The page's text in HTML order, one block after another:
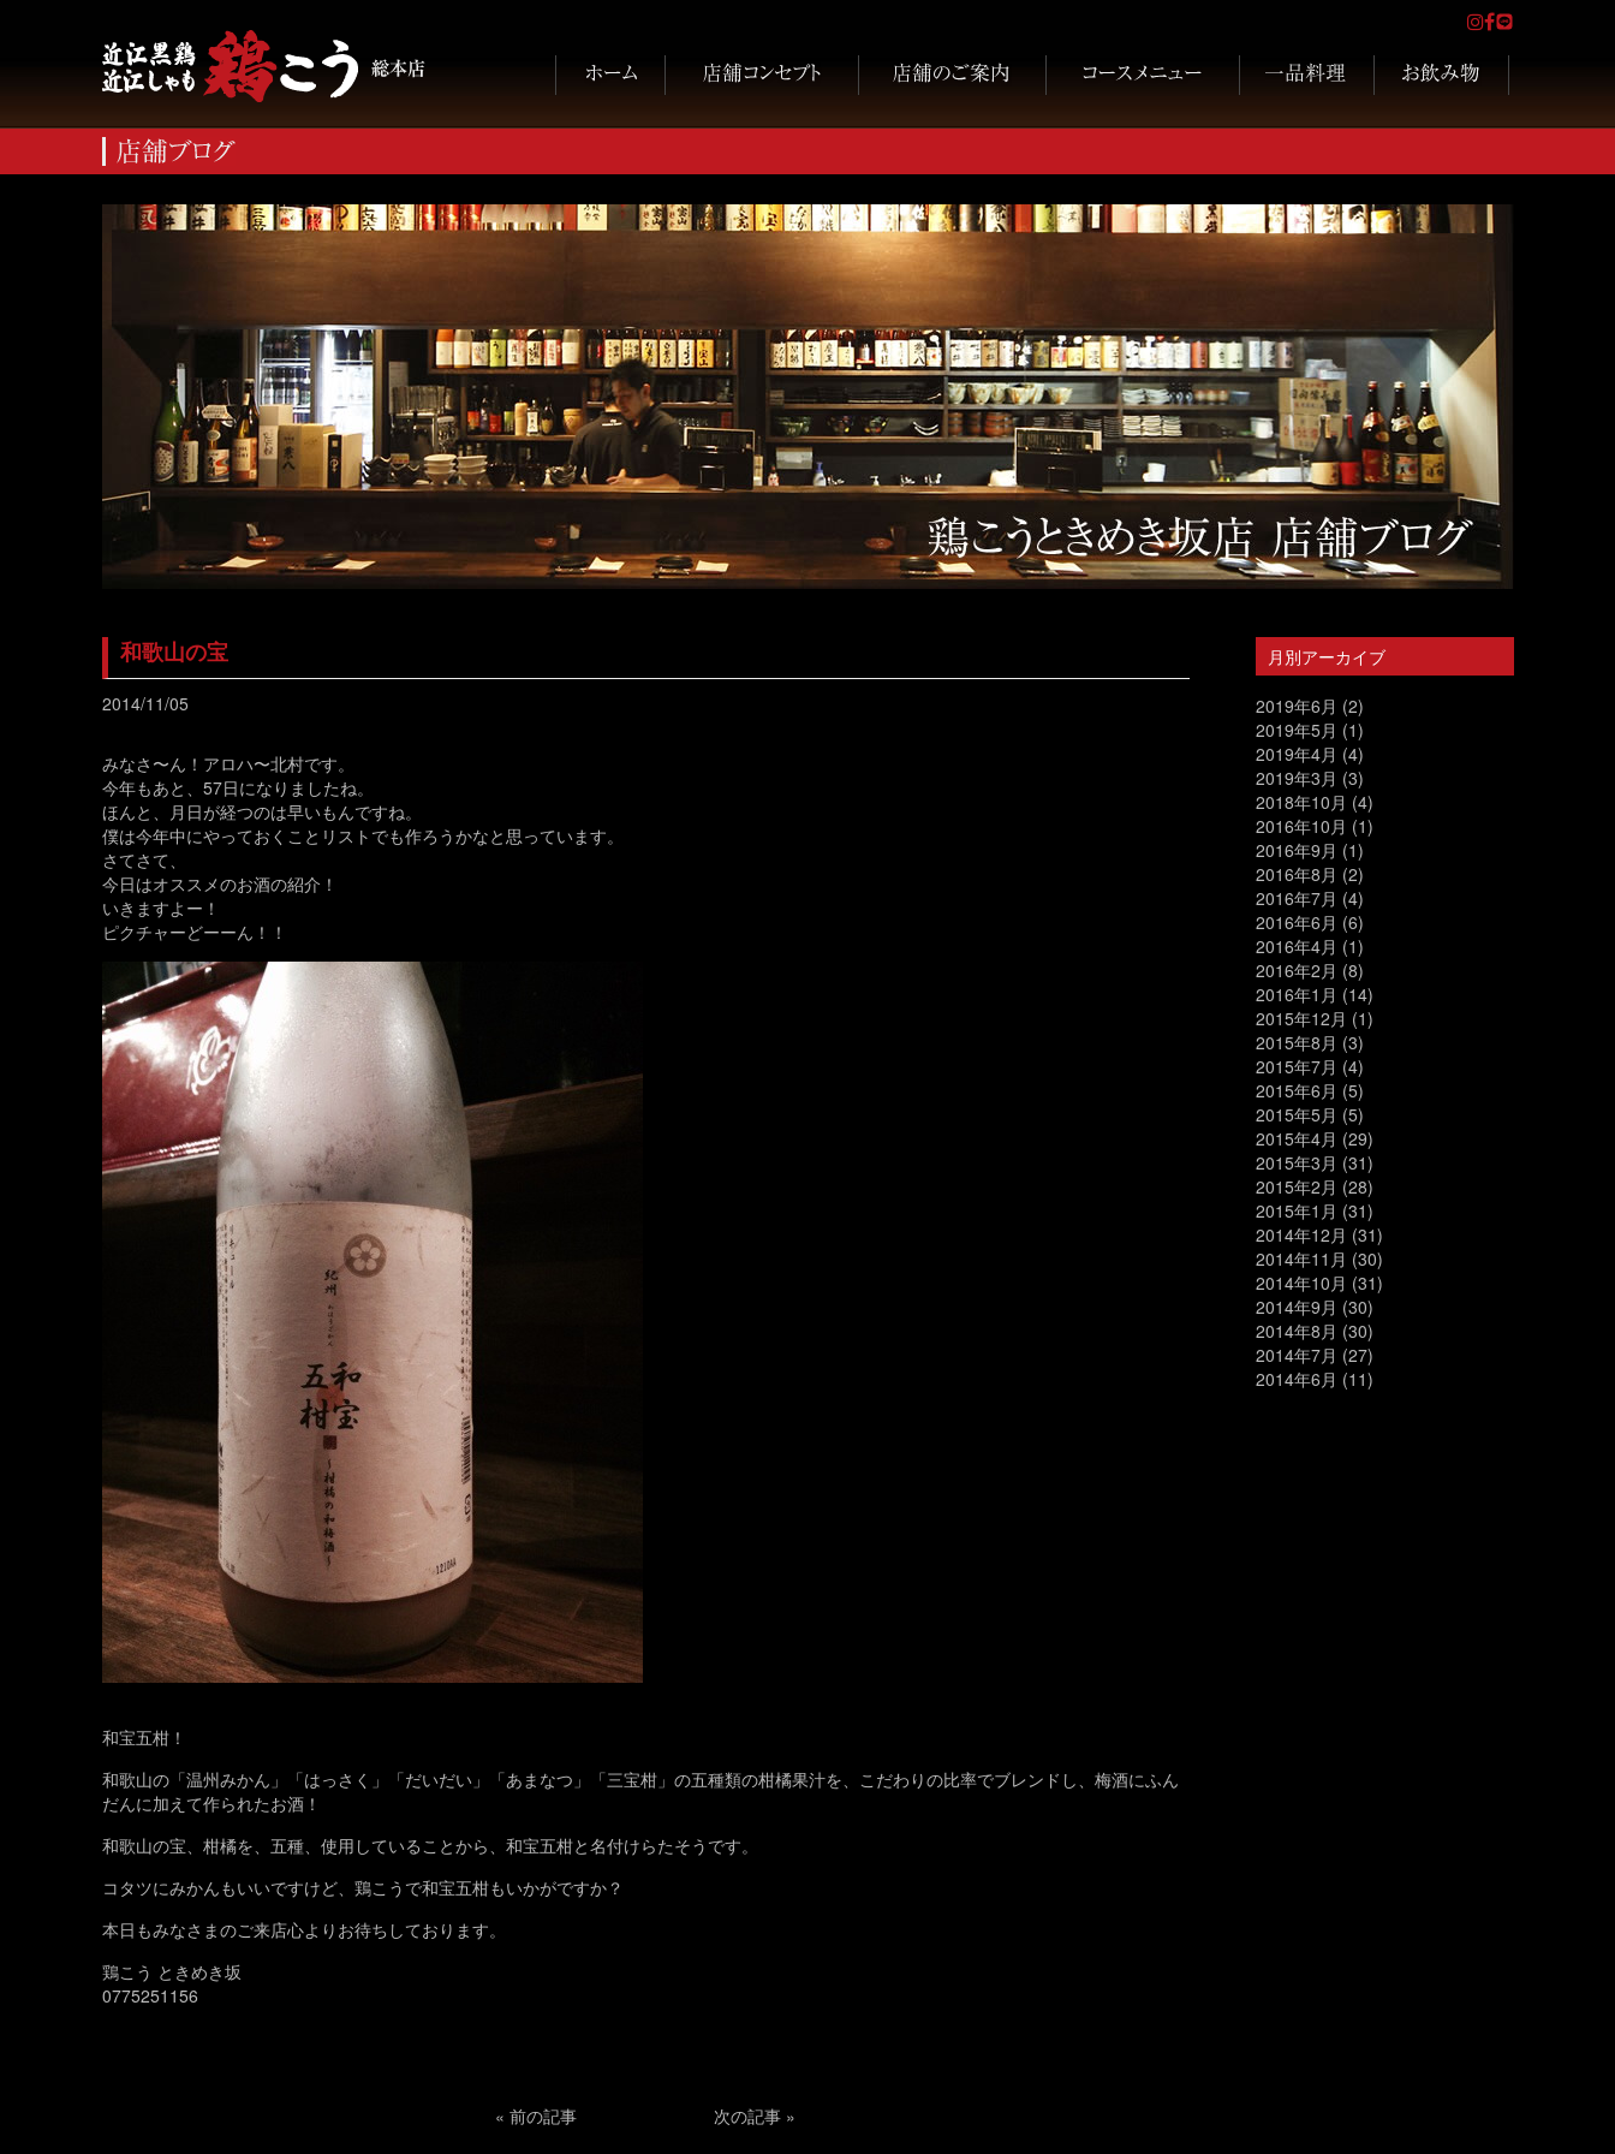
和歌山の宝
2014/11/05
みなさ〜ん！アロハ〜北村です。
今年もあと、57日になりましたね。
ほんと、月日が経つのは早いもんですね。
僕は今年中にやっておくことリストでも作ろうかなと思っています。
さてさて、
今日はオススメのお酒の紹介！
いきますよー！
ピクチャーどーーん！！
和宝五柑！
和歌山の「温州みかん」「はっさく」「だいだい」「あまなつ」「三宝柑」の五種類の柑橘果汁を、こだわりの比率でブレンドし、梅酒にふん
だんに加えて作られたお酒！
和歌山の宝、柑橘を、五種、使用していることから、和宝五柑と名付けらたそうです。
コタツにみかんもいいですけど、鶏こうで和宝五柑もいかがですか？
本日もみなさまのご来店心よりお待ちしております。
鶏こう ときめき坂
0775251156
« 前の記事 次の記事 »
月別アーカイブ
2019年6月 (2)
2019年5月 (1)
2019年4月 (4)
2019年3月 (3)
2018年10月 (4)
2016年10月 (1)
2016年9月 (1)
2016年8月 (2)
2016年7月 (4)
2016年6月 (6)
2016年4月 (1)
2016年2月 (8)
2016年1月 (14)
2015年12月 (1)
2015年8月 (3)
2015年7月 (4)
2015年6月 (5)
2015年5月 (5)
2015年4月 (29)
2015年3月 (31)
2015年2月 (28)
2015年1月 (31)
2014年12月 (31)
2014年11月 (30)
2014年10月 (31)
2014年9月 (30)
2014年8月 (30)
2014年7月 (27)
2014年6月 (11)